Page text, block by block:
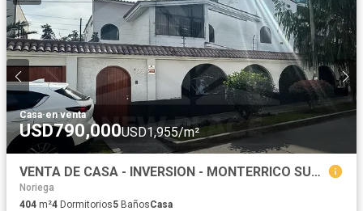
Casa·en venta
USD790,000USD1,955/m²
VENTA DE CASA - INVERSION - MONTERRICO SURCO
Noriega
404 m²4 Dormitorios5 BañosCasa